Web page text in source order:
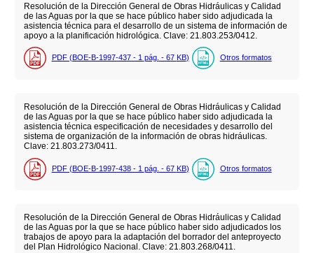
Resolución de la Dirección General de Obras Hidráulicas y Calidad
de las Aguas por la que se hace público haber sido adjudicada la
asistencia técnica para el desarrollo de un sistema de información de
apoyo a la planificación hidrológica. Clave: 21.803.253/0412.
PDF (BOE-B-1997-437 - 1 pág. - 67 KB) Otros formatos
Resolución de la Dirección General de Obras Hidráulicas y Calidad
de las Aguas por la que se hace público haber sido adjudicada la
asistencia técnica especificación de necesidades y desarrollo del
sistema de organización de la información de obras hidráulicas.
Clave: 21.803.273/0411.
PDF (BOE-B-1997-438 - 1 pág. - 67 KB) Otros formatos
Resolución de la Dirección General de Obras Hidráulicas y Calidad
de las Aguas por la que se hace público haber sido adjudicados los
trabajos de apoyo para la adaptación del borrador del anteproyecto
del Plan Hidrológico Nacional. Clave: 21.803.268/0411.